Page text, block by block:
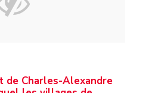
de Charles-Alexandre